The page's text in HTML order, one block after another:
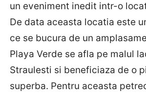
un eveniment inedit intr-o
De data aceasta locatia este
ce se bucura de un
Playa Verde se afla pe malul
Straulesti si beneficiaza de o
superba. Pentru aceasta